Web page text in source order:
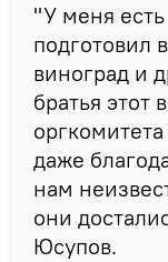
"У меня
подготовил
виноград и
братья этот
даже
нам
они
Юсупов.